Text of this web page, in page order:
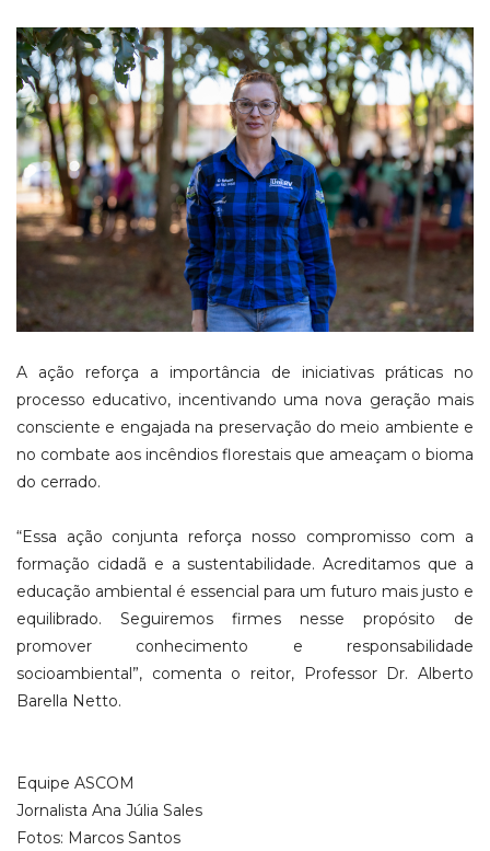
A ação reforça a importância de iniciativas práticas no
processo educativo, incentivando uma nova geração mais
consciente e engajada na preservação do meio ambiente e
no combate aos incêndios florestais que ameaçam o bioma
do cerrado.
“Essa ação conjunta reforça nosso compromisso com a
formação cidadã e a sustentabilidade. Acreditamos que a
educação ambiental é essencial para um futuro mais justo e
equilibrado. Seguiremos firmes nesse propósito de
promover conhecimento e responsabilidade
socioambiental”, comenta o reitor, Professor Dr. Alberto
Barella Netto.
Equipe ASCOM
Jornalista Ana Júlia Sales
Fotos: Marcos Santos